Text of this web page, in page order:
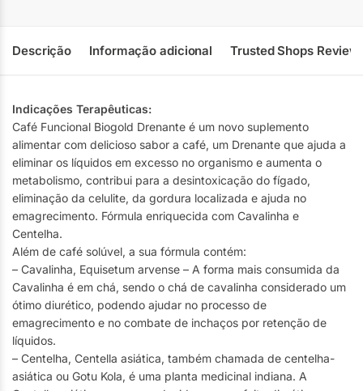
Descrição Informação adicional Trusted Shops
Indicações Terapêuticas:
Café Funcional Biogold Drenante é um novo suplemento
alimentar com delicioso sabor a café, um Drenante que ajuda a
eliminar os líquidos em excesso no organismo e aumenta o
metabolismo, contribui para a desintoxicação do fígado,
eliminação da celulite, da gordura localizada e ajuda no
emagrecimento. Fórmula enriquecida com Cavalinha e
Centelha.
Além de café solúvel, a sua fórmula contém:
– Cavalinha, Equisetum arvense – A forma mais consumida da
Cavalinha é em chá, sendo o chá de cavalinha considerado um
ótimo diurético, podendo ajudar no processo de
emagrecimento e no combate de inchaços por retenção de
líquidos.
– Centelha, Centella asiática, também chamada de centelha-
asiática ou Gotu Kola, é uma planta medicinal indiana. A